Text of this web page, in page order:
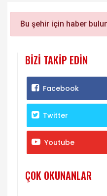
Bu şehir için haber
BIZI TAKIP EDIN
Facebook
Twitter
Youtube
ÇOK OKUNANLAR